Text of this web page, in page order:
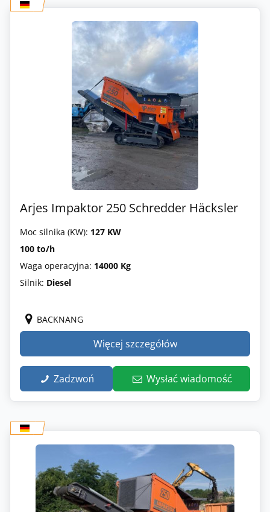
Arjes Impaktor 250 Schredder Häcksler
Moc silnika (KW): 127 KW
100 to/h
Waga operacyjna: 14000 Kg
Silnik: Diesel
BACKNANG
Więcej szczegółów
Zadzwoń Wysłać wiadomość